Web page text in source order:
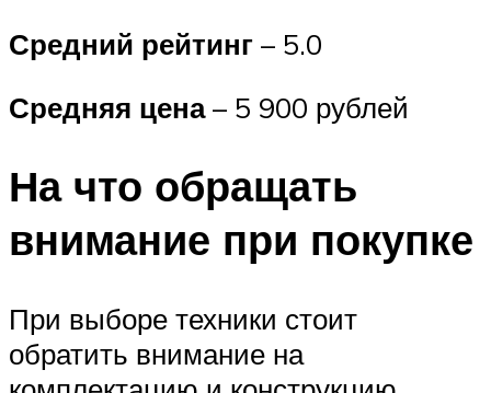
Средний рейтинг – 5.0
Средняя цена– 5 900 рублей
На что обращать
внимание при покупке
При выборе техники стоит
обратить внимание на